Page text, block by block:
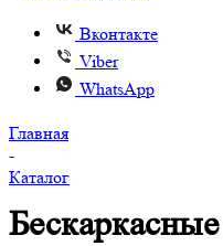
Вконтакте
Viber
WhatsApp
Главная
-
Каталог